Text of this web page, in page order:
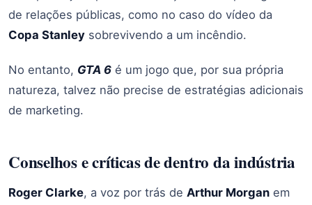
de relações públicas, como no caso do vídeo da
Copa Stanley sobrevivendo a um incêndio.
No entanto, GTA 6 é um jogo que, por sua própria
natureza, talvez não precise de estratégias adicionais
de marketing.
Conselhos e críticas de dentro da indústria
Roger Clarke, a voz por trás de Arthur Morgan em